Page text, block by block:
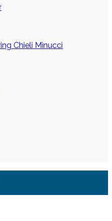
Chieli Minucci